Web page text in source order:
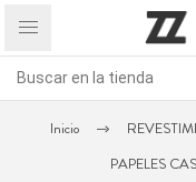
Inicio
PAPELES